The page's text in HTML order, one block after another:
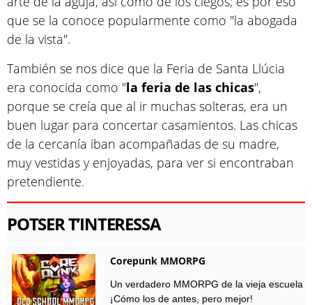
que se la conoce popularmente como "la abogada
de la vista".
También se nos dice que la Feria de Santa Llúcia
era conocida como "la feria de las chicas",
porque se creía que al ir muchas solteras, era un
buen lugar para concertar casamientos. Las chicas
de la cercanía iban acompañadas de su madre,
muy vestidas y enjoyadas, para ver si encontraban
pretendiente.
POTSER T’INTERESSA
Corepunk MMORPG
Un verdadero MMORPG de la vieja escuela
¡Cómo los de antes, pero mejor!